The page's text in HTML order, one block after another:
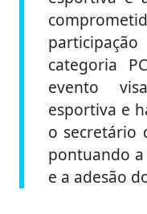
categoria
evento
esportiva e
o secretário
pontuando
e a adesão